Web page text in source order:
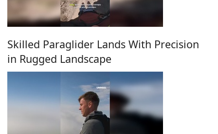
Skilled Paraglider Lands With Precision
in Rugged Landscape